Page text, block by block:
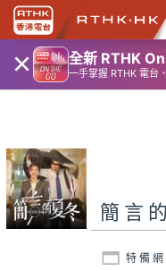
× 全新 RTHK
一手掌握 RTHK 電台
簡言
特備網